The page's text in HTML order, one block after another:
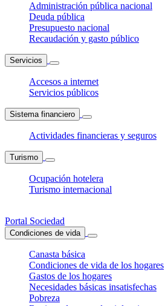
Administración pública nacional
Deuda pública
Presupuesto nacional
Recaudación y gasto público
Servicios
Accesos a internet
Servicios públicos
Sistema financiero
Actividades financieras y seguros
Turismo
Ocupación hotelera
Turismo internacional
Portal Sociedad
Condiciones de vida
Canasta básica
Condiciones de vida de los hogares
Gastos de los hogares
Necesidades básicas insatisfechas
Pobreza